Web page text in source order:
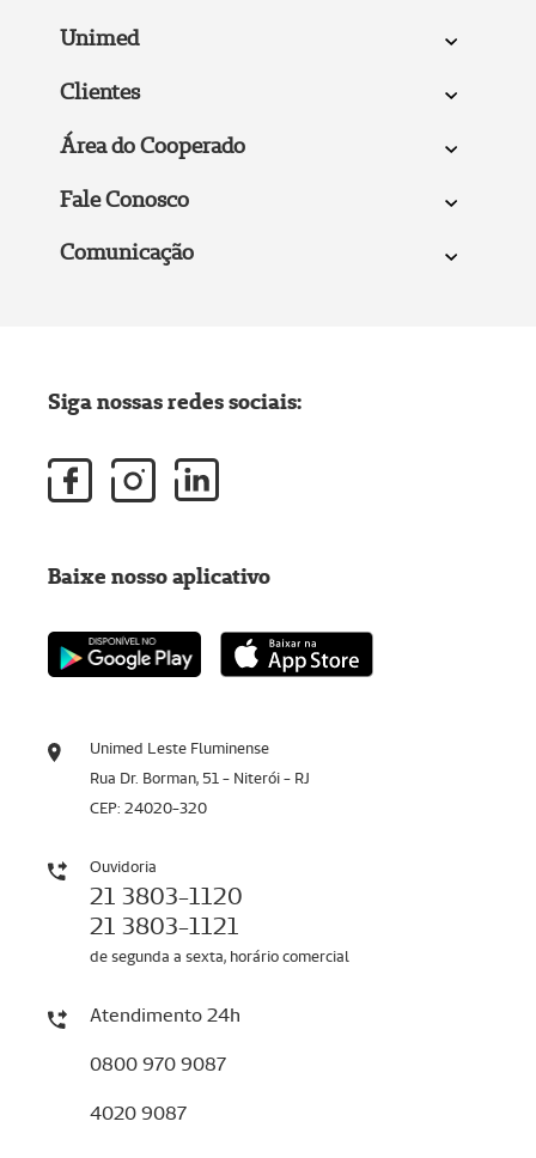
Unimed
Clientes
Área do Cooperado
Fale Conosco
Comunicação
Unimed Leste Fluminense
Rua Dr. Borman, 51 - Niterói - RJ
CEP: 24020-320
Ouvidoria
21 3803-1120
21 3803-1121
de segunda a sexta, horário comercial
Atendimento 24h
0800 970 9087
4020 9087
Siga nossas redes sociais:
Baixe nosso aplicativo